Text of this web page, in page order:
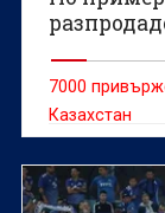
7000
Казахстан